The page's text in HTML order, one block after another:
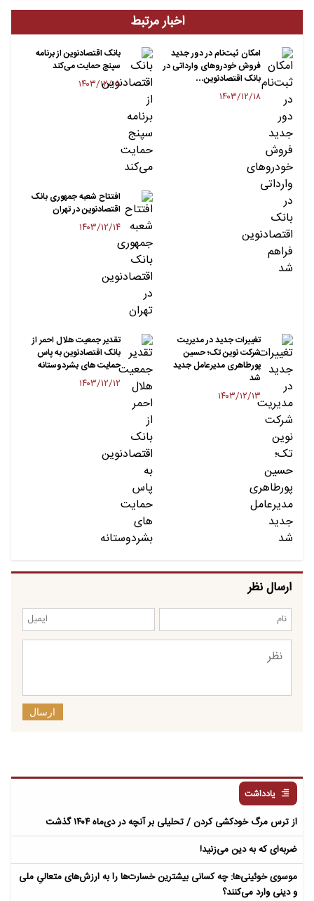
اخبار مرتبط
امکان ثبت‌نام در دور جدید
فروش خودروهای وارداتی در
بانک اقتصادنوین…
۱۴۰۳/۱۲/۱۸
بانک اقتصادنوین از برنامه
سپنج حمایت می‌کند
۱۴۰۳/۱۲/۱۵
افتتاح شعبه جمهوری بانک
اقتصادنوین در تهران
۱۴۰۳/۱۲/۱۴
تغییرات جدید در مدیریت
شرکت نوین تک؛ حسین
پورطاهری مدیرعامل جدید
شد
۱۴۰۳/۱۲/۱۳
تقدیر جمعیت هلال احمر از
بانک اقتصادنوین به پاس
حمایت های بشردوستانه
۱۴۰۳/۱۲/۱۲
ارسال نظر
ارسال
یادداشت
از ترس مرگ خودکشی کردن / تحلیلی بر آنچه در دی‌ماه ۱۴۰۴ گذشت
ضربه‌ای که به دین می‌زنید!
موسوی خوئینی‌ها: چه کسانی بیشترین خسارت‌ها را به ارزش‌های متعالیِ ملی
و دینی وارد می‌کنند؟